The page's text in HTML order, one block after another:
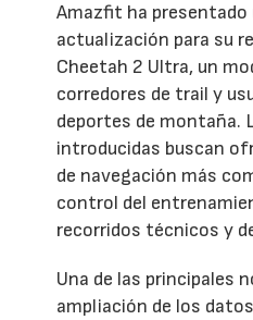
Amazfit ha presentado
actualización para su
Cheetah 2 Ultra, un
corredores de trail y
deportes de montaña.
introducidas buscan
de navegación más
control del
recorridos técnicos y
Una de las principales
ampliación de los